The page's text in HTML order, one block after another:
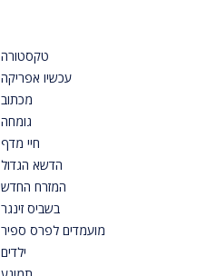
טקסטורה
עכשיו אפריקה
מכתוב
גומחה
חיי מדף
הדשא הגדול
המזרח החדש
בשביס זינגר
מועמדים לפרס ספיר
ילדים